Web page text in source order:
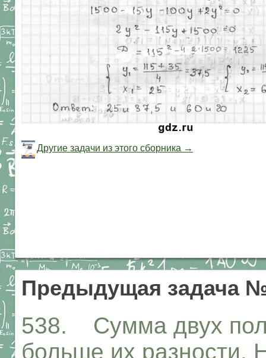
Другие задачи из этого сборника →
Предыдущая задача
538. Сумма двух
больше их разности.